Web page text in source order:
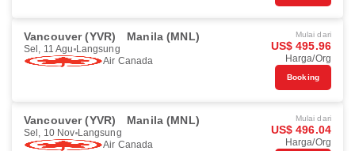
Vancouver (YVR) Manila (MNL)
Sel, 11 Agu Langsung
Air Canada
Mulai dari
US$ 495.96
Harga/Org
Booking
Vancouver (YVR) Manila (MNL)
Sel, 10 Nov Langsung
Air Canada
Mulai dari
US$ 496.04
Harga/Org